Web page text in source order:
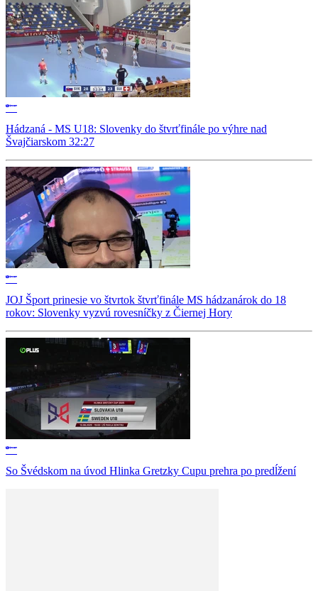
Hádzaná - MS U18: Slovenky do štvrťfinále po výhre nad
Švajčiarskom 32:27
JOJ Šport prinesie vo štvrtok štvrťfinále MS hádzanárok do 18
rokov: Slovenky vyzvú rovesníčky z Čiernej Hory
So Švédskom na úvod Hlinka Gretzky Cupu prehra po predĺžení